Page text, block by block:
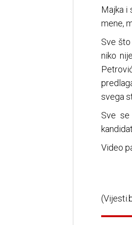
Majka i
mene,
Sve
niko
svega
Sve
Video